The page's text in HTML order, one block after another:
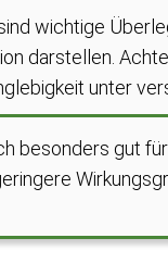
wichtige
darstellen.
unter
besonders gut für